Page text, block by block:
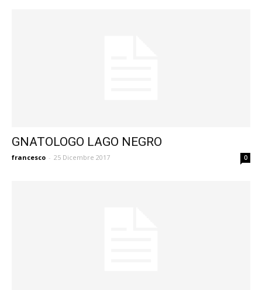
GNATOLOGO LAGO NEGRO
francesco - 25 Dicembre 2017 0